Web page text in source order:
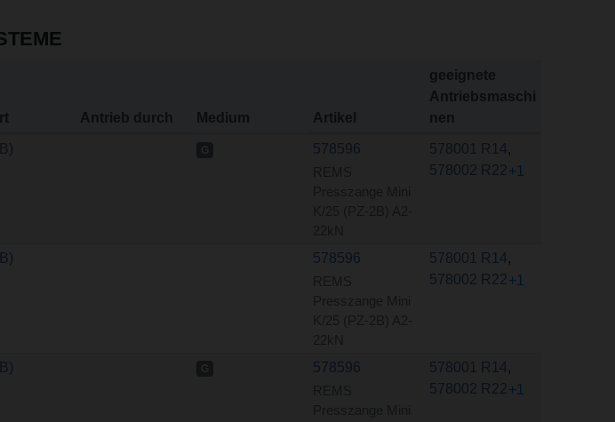
Antrieb durch Medium Artikel
geeignete
Antriebsmaschi
nen
578596 578001 R14,
578002 R22+1
578596 578001 R14,
578002 R22+1
578596 578001 R14,
578002 R22+1